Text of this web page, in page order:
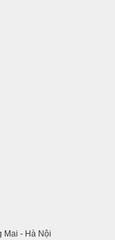
Mai - Hà Nội